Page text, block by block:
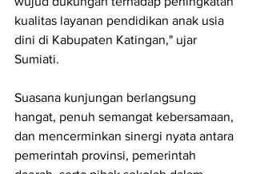
kualitas layanan pendidikan anak usia
dini di Kabupaten Katingan," ujar
Sumiati.
Suasana kunjungan berlangsung
hangat, penuh semangat kebersamaan,
dan mencerminkan sinergi nyata antara
pemerintah provinsi, pemerintah